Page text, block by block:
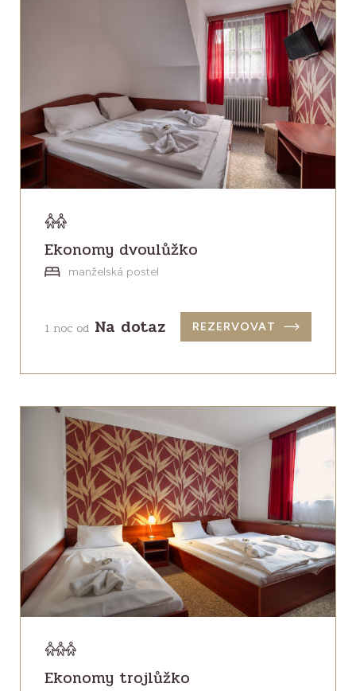
Ekonomy dvoulůžko
manželská postel
1 noc od Na dotaz REZERVOVAT
Ekonomy trojlůžko